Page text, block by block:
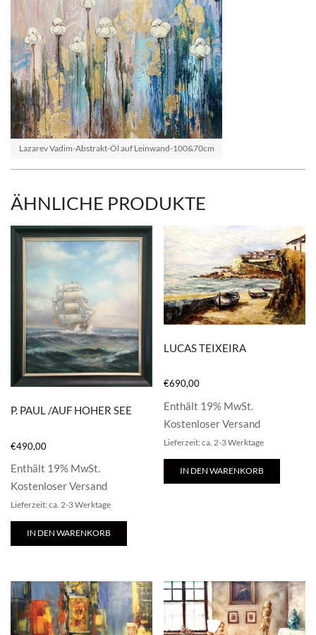
Lazarev Vadim-Abstrakt-Öl auf Leinwand-100&70cm
ÄHNLICHE PRODUKTE
P. PAUL /AUF HOHER SEE
€490,00
Enthält 19% MwSt.
Kostenloser Versand
Lieferzeit: ca. 2-3 Werktage
IN DEN WARENKORB
LUCAS TEIXEIRA
€690,00
Enthält 19% MwSt.
Kostenloser Versand
Lieferzeit: ca. 2-3 Werktage
IN DEN WARENKORB